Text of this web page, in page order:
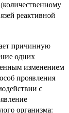
реактивной
причинную
одних
изменением
проявления
с
организма: